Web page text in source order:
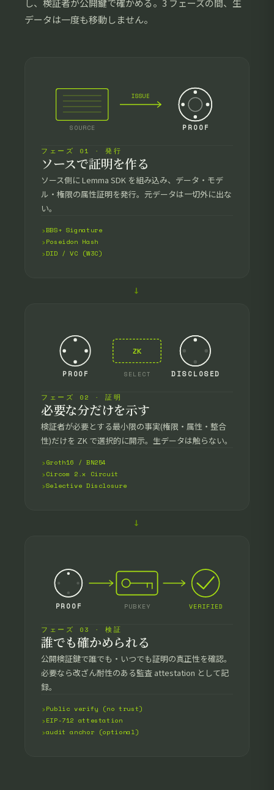
し、検証者が公開鍵で確かめる。3 フェーズの間、生
データは一度も移動しません。
SOURCE
ISSUE
PROOF
フェーズ 01 · 発行
ソースで証明を作る
ソース側に Lemma SDK を組み込み、データ・モデ
ル・権限の属性証明を発行。元データは一切外に出な
い。
BBS+ Signature
Poseidon Hash
DID / VC (W3C)
→
PROOF
ZK
SELECT DISCLOSED
フェーズ 02 · 証明
必要な分だけを示す
検証者が必要とする最小限の事実(権限・属性・整合
性)だけを ZK で選択的に開示。生データは触らない。
Groth16 / BN254
Circom 2.x Circuit
Selective Disclosure
→
PROOF PUBKEY VERIFIED
フェーズ 03 · 検証
誰でも確かめられる
公開検証鍵で誰でも・いつでも証明の真正性を確認。
必要なら改ざん耐性のある監査 attestation として記
録。
Public verify (no trust)
EIP-712 attestation
audit anchor (optional)